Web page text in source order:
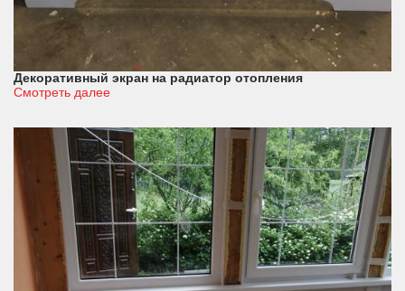
Декоративный экран на радиатор отопления
Смотреть далее